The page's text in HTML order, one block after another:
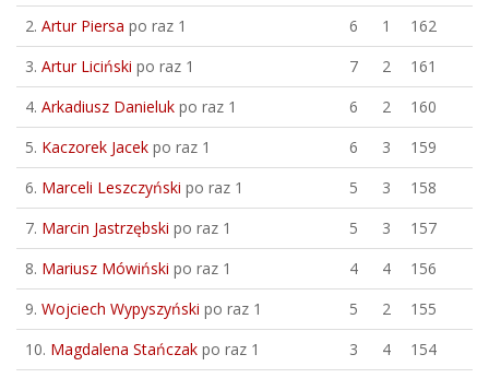
2. Artur Piersa po raz 1 6 1
162
3. Artur Liciński po raz 1 7 2
161
4. Arkadiusz Danieluk po raz 1 6 2
160
5. Kaczorek Jacek po raz 1 6 3
159
6. Marceli Leszczyński po raz 1 5 3
158
7. Marcin Jastrzębski po raz 1 5 3
157
8. Mariusz Mówiński po raz 1 4 4
156
9. Wojciech Wypyszyński po raz 1 5 2
155
10. Magdalena Stańczak po raz 1 3 4
154